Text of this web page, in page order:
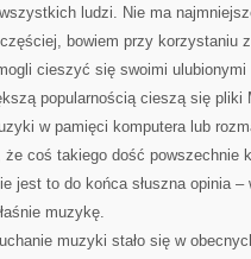
ludzi. Nie ma
bowiem przy korzystaniu
cieszyć się swoimi ulubionymi
popularnością cieszą się pliki
w pamięci komputera lub
coś takiego dość powszechnie
jest to do końca słuszna opinia
muzykę.
muzyki stało się w